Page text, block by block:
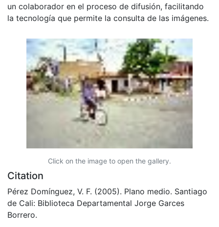
un colaborador en el proceso de difusión, facilitando
la tecnología que permite la consulta de las imágenes.
Click on the image to open the gallery.
Citation
Pérez Domínguez, V. F. (2005). Plano medio. Santiago
de Cali: Biblioteca Departamental Jorge Garces
Borrero.